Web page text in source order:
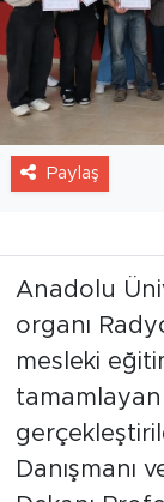
Paylaş
Anadolu
organı
mesleki
Danışmanı